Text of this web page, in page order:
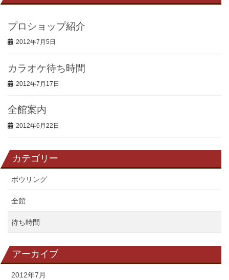
プロショップ紹介
2012年7月5日
カラオケ待ち時間
2012年7月17日
全館案内
2012年6月22日
カテゴリー
ボウリング
全館
待ち時間
アーカイブ
2012年7月